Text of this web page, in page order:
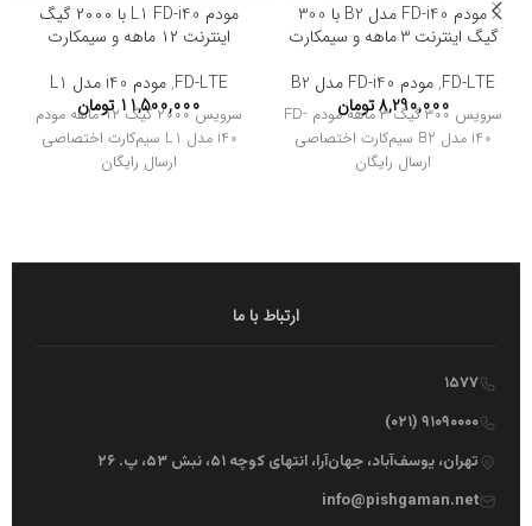
مودم FD-i40 مدل B2 با 300
گیگ اینترنت 3 ماهه و سیمکارت
FD-LTE
,مودم FD-i40 مدل B2
8,290,000 تومان
سرویس ۳۰۰ گیگ ۳ ماهه مودم FD-
i40 مدل B2 سیم‌کارت اختصاصی
ارسال رایگان
مودم L1 FD-i40 با ۲۰۰۰ گیگ
اینترنت ۱۲ ماهه و سیمکارت
FD-LTE
,مودم i40 مدل L1
11,500,000 تومان
سرویس ۲۰۰۰ گیگ ۱۲ ماهه مودم
i40 مدل L1 سیم‌کارت اختصاصی
ارسال رایگان
ارتباط با ما
۱۵۷۷
۹۱۰۹۰۰۰۰ (۰۲۱)
تهران، یوسف‌آباد، جهان‌آرا، انتهای کوچه ۵۱، نبش ۵۳، پ. ۲۶
info@pishgaman.net